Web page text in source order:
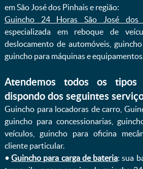
em São José dos Pinhais e região:
Guincho 24 Horas São José dos
especializada em reboque de
deslocamento de automóveis,
guincho para máquinas e
Atendemos todos os tipos
dispondo dos seguintes
Guincho para locadoras de carro,
guincho para concessionarias,
veículos, guincho para oficina
cliente particular.
•Guincho para carga de bateria: sua